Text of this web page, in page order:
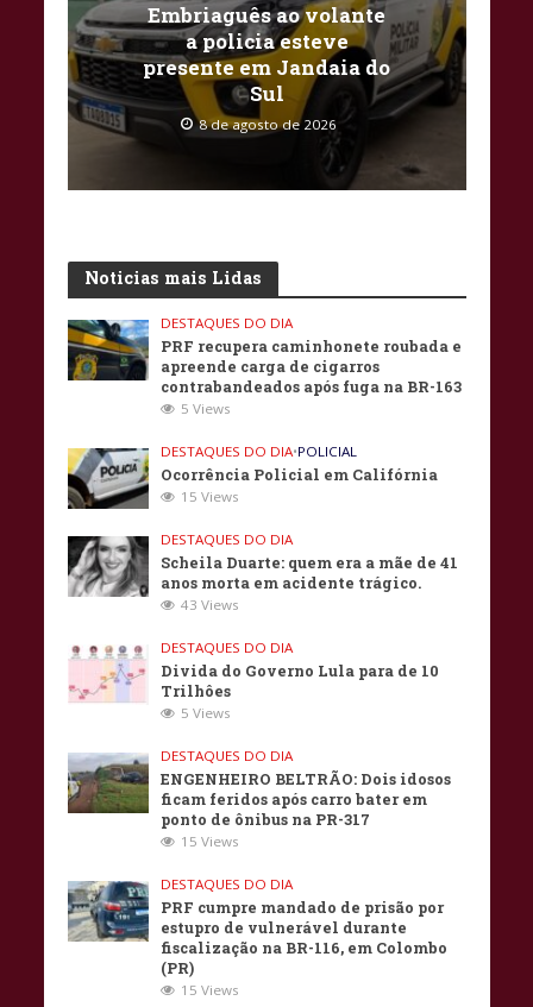
Embriaguês ao volante
a policia esteve
presente em Jandaia do
Sul
8 de agosto de 2026
Noticias mais Lidas
DESTAQUES DO DIA
PRF recupera caminhonete roubada e
apreende carga de cigarros
contrabandeados após fuga na BR-163
5 Views
DESTAQUES DO DIA•POLICIAL
Ocorrência Policial em Califórnia
15 Views
DESTAQUES DO DIA
Scheila Duarte: quem era a mãe de 41
anos morta em acidente trágico.
43 Views
DESTAQUES DO DIA
Divida do Governo Lula para de 10
Trilhôes
5 Views
DESTAQUES DO DIA
ENGENHEIRO BELTRÃO: Dois idosos
ficam feridos após carro bater em
ponto de ônibus na PR-317
15 Views
DESTAQUES DO DIA
PRF cumpre mandado de prisão por
estupro de vulnerável durante
fiscalização na BR-116, em Colombo
(PR)
15 Views